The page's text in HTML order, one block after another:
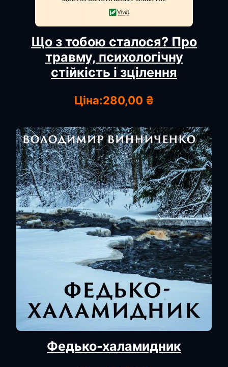
Що з тобою сталося? Про
травму, психологічну
стійкість і зцілення
Ціна:280,00 ₴
Федько-халамидник